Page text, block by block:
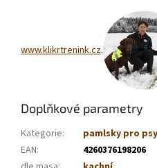
www.klikrtrenink.cz.
Doplňkové parametry
Kategorie:
pamlsky pro psy
EAN:
4260376198206